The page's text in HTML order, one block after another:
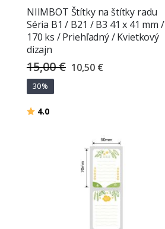
NIIMBOT Štítky na štítky radu
Séria B1 / B21 / B3 41 x 41 mm /
170 ks / Priehľadný / Kvietkový
dizajn
15,00 € Special
Price
10,50 €
30%
Hodnotenie:
4.0z 5 hviezdičiek